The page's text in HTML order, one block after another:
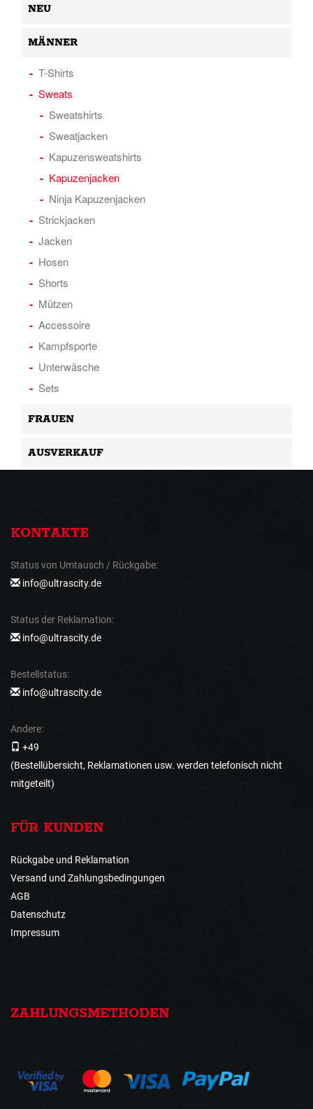
NEU
MÄNNER
T-Shirts
Sweats
Sweatshirts
Sweatjacken
Kapuzensweatshirts
Kapuzenjacken
Ninja Kapuzenjacken
Strickjacken
Jacken
Hosen
Shorts
Mützen
Accessoire
Kampfsporte
Unterwäsche
Sets
FRAUEN
AUSVERKAUF
KONTAKTE
Status von Umtausch / Rückgabe:
info@ultrascity.de
Status der Reklamation:
info@ultrascity.de
Bestellstatus:
info@ultrascity.de
Andere:
+49
(Bestellübersicht, Reklamationen usw. werden telefonisch nicht
mitgeteilt)
FÜR KUNDEN
Rückgabe und Reklamation
Versand und Zahlungsbedingungen
AGB
Datenschutz
Impressum
ZAHLUNGSMETHODEN